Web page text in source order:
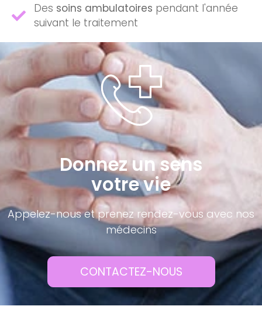
Des soins ambulatoires pendant l'année
suivant le traitement
Donnez un sens
votre vie
Appelez-nous et prenez rendez-vous avec nos
médecins
CONTACTEZ-NOUS